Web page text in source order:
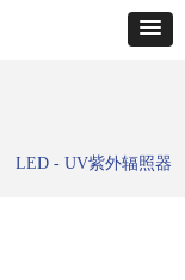
LED - UV紫外辐照器